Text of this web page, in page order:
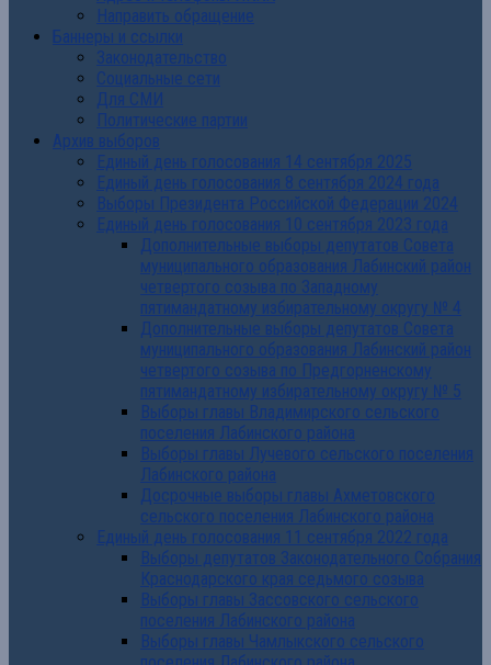
Направить обращение
Баннеры и ссылки
Законодательство
Социальные сети
Для СМИ
Политические партии
Архив выборов
Единый день голосования 14 сентября 2025
Единый день голосования 8 сентября 2024 года
Выборы Президента Российской Федерации 2024
Единый день голосования 10 сентября 2023 года
Дополнительные выборы депутатов Совета
муниципального образования Лабинский район
четвертого созыва по Западному
пятимандатному избирательному округу № 4
Дополнительные выборы депутатов Совета
муниципального образования Лабинский район
четвертого созыва по Предгорненскому
пятимандатному избирательному округу № 5
Выборы главы Владимирского сельского
поселения Лабинского района
Выборы главы Лучевого сельского поселения
Лабинского района
Досрочные выборы главы Ахметовского
сельского поселения Лабинского района
Единый день голосования 11 сентября 2022 года
Выборы депутатов Законодательного Собрания
Краснодарского края седьмого созыва
Выборы главы Зассовского сельского
поселения Лабинского района
Выборы главы Чамлыкского сельского